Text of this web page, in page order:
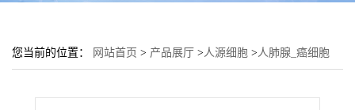
您当前的位置： 网站首页 > 产品展厅 >人源细胞 >人肺腺_癌细胞